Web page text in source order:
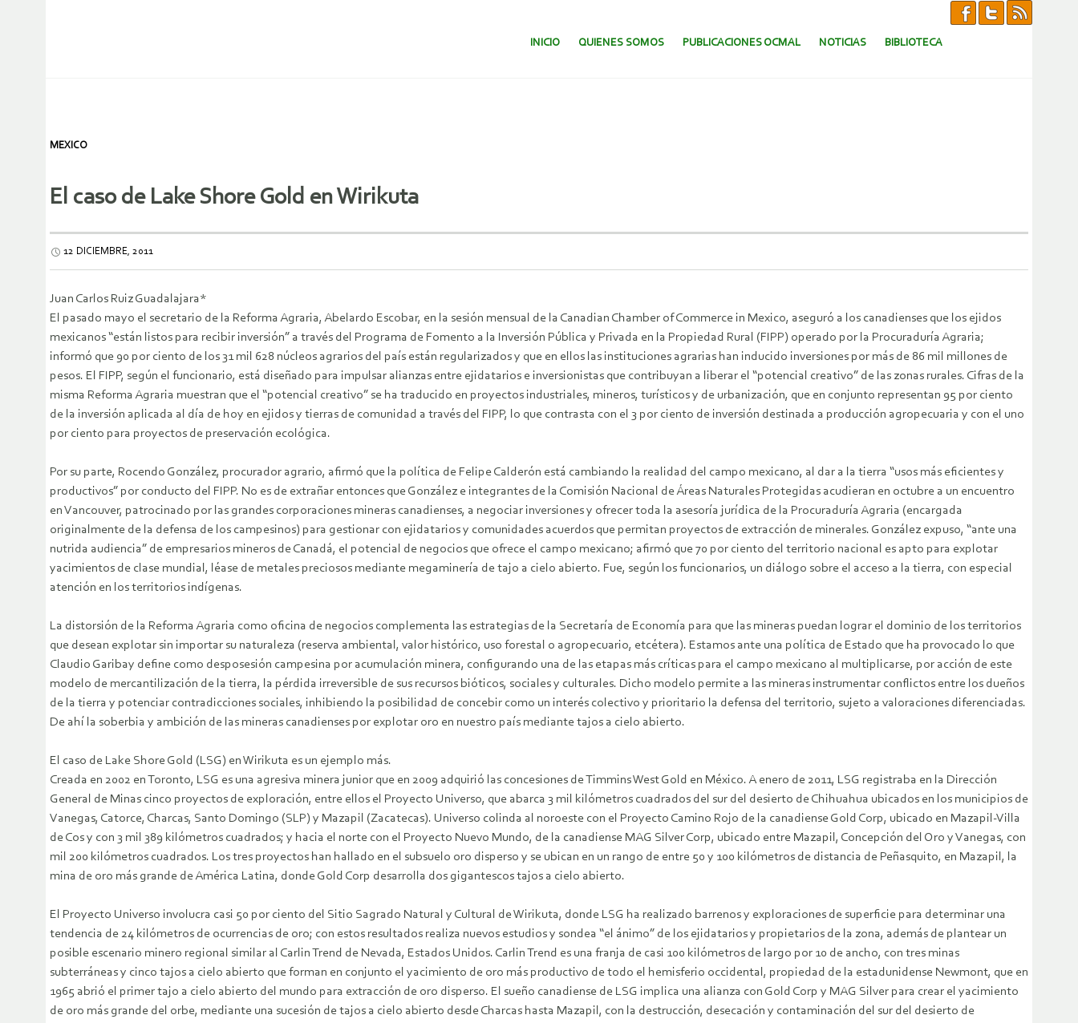
SALTAR AL CONTENIDO.
INICIO QUIENES SOMOS PUBLICACIONES OCMAL NOTICIAS BIBLIOTECA
MEXICO
El caso de Lake Shore Gold en Wirikuta
12 DICIEMBRE, 2011
Juan Carlos Ruiz Guadalajara*
El pasado mayo el secretario de la Reforma Agraria, Abelardo Escobar, en la sesión mensual de la Canadian Chamber of Commerce in Mexico, aseguró a los canadienses que los ejidos
mexicanos “están listos para recibir inversión” a través del Programa de Fomento a la Inversión Pública y Privada en la Propiedad Rural (FIPP) operado por la Procuraduría Agraria;
informó que 90 por ciento de los 31 mil 628 núcleos agrarios del país están regularizados y que en ellos las instituciones agrarias han inducido inversiones por más de 86 mil millones de
pesos. El FIPP, según el funcionario, está diseñado para impulsar alianzas entre ejidatarios e inversionistas que contribuyan a liberar el “potencial creativo” de las zonas rurales. Cifras de la
misma Reforma Agraria muestran que el “potencial creativo” se ha traducido en proyectos industriales, mineros, turísticos y de urbanización, que en conjunto representan 95 por ciento
de la inversión aplicada al día de hoy en ejidos y tierras de comunidad a través del FIPP, lo que contrasta con el 3 por ciento de inversión destinada a producción agropecuaria y con el uno
por ciento para proyectos de preservación ecológica.
Por su parte, Rocendo González, procurador agrario, afirmó que la política de Felipe Calderón está cambiando la realidad del campo mexicano, al dar a la tierra “usos más eficientes y
productivos” por conducto del FIPP. No es de extrañar entonces que González e integrantes de la Comisión Nacional de Áreas Naturales Protegidas acudieran en octubre a un encuentro
en Vancouver, patrocinado por las grandes corporaciones mineras canadienses, a negociar inversiones y ofrecer toda la asesoría jurídica de la Procuraduría Agraria (encargada
originalmente de la defensa de los campesinos) para gestionar con ejidatarios y comunidades acuerdos que permitan proyectos de extracción de minerales. González expuso, “ante una
nutrida audiencia” de empresarios mineros de Canadá, el potencial de negocios que ofrece el campo mexicano; afirmó que 70 por ciento del territorio nacional es apto para explotar
yacimientos de clase mundial, léase de metales preciosos mediante megaminería de tajo a cielo abierto. Fue, según los funcionarios, un diálogo sobre el acceso a la tierra, con especial
atención en los territorios indígenas.
La distorsión de la Reforma Agraria como oficina de negocios complementa las estrategias de la Secretaría de Economía para que las mineras puedan lograr el dominio de los territorios
que desean explotar sin importar su naturaleza (reserva ambiental, valor histórico, uso forestal o agropecuario, etcétera). Estamos ante una política de Estado que ha provocado lo que
Claudio Garibay define como desposesión campesina por acumulación minera, configurando una de las etapas más críticas para el campo mexicano al multiplicarse, por acción de este
modelo de mercantilización de la tierra, la pérdida irreversible de sus recursos bióticos, sociales y culturales. Dicho modelo permite a las mineras instrumentar conflictos entre los dueños
de la tierra y potenciar contradicciones sociales, inhibiendo la posibilidad de concebir como un interés colectivo y prioritario la defensa del territorio, sujeto a valoraciones diferenciadas.
De ahí la soberbia y ambición de las mineras canadienses por explotar oro en nuestro país mediante tajos a cielo abierto.
El caso de Lake Shore Gold (LSG) en Wirikuta es un ejemplo más.
Creada en 2002 en Toronto, LSG es una agresiva minera junior que en 2009 adquirió las concesiones de Timmins West Gold en México. A enero de 2011, LSG registraba en la Dirección
General de Minas cinco proyectos de exploración, entre ellos el Proyecto Universo, que abarca 3 mil kilómetros cuadrados del sur del desierto de Chihuahua ubicados en los municipios de
Vanegas, Catorce, Charcas, Santo Domingo (SLP) y Mazapil (Zacatecas). Universo colinda al noroeste con el Proyecto Camino Rojo de la canadiense Gold Corp, ubicado en Mazapil-Villa
de Cos y con 3 mil 389 kilómetros cuadrados; y hacia el norte con el Proyecto Nuevo Mundo, de la canadiense MAG Silver Corp, ubicado entre Mazapil, Concepción del Oro y Vanegas, con
mil 200 kilómetros cuadrados. Los tres proyectos han hallado en el subsuelo oro disperso y se ubican en un rango de entre 50 y 100 kilómetros de distancia de Peñasquito, en Mazapil, la
mina de oro más grande de América Latina, donde Gold Corp desarrolla dos gigantescos tajos a cielo abierto.
El Proyecto Universo involucra casi 50 por ciento del Sitio Sagrado Natural y Cultural de Wirikuta, donde LSG ha realizado barrenos y exploraciones de superficie para determinar una
tendencia de 24 kilómetros de ocurrencias de oro; con estos resultados realiza nuevos estudios y sondea “el ánimo” de los ejidatarios y propietarios de la zona, además de plantear un
posible escenario minero regional similar al Carlin Trend de Nevada, Estados Unidos. Carlin Trend es una franja de casi 100 kilómetros de largo por 10 de ancho, con tres minas
subterráneas y cinco tajos a cielo abierto que forman en conjunto el yacimiento de oro más productivo de todo el hemisferio occidental, propiedad de la estadunidense Newmont, que en
1965 abrió el primer tajo a cielo abierto del mundo para extracción de oro disperso. El sueño canadiense de LSG implica una alianza con Gold Corp y MAG Silver para crear el yacimiento
de oro más grande del orbe, mediante una sucesión de tajos a cielo abierto desde Charcas hasta Mazapil, con la destrucción, desecación y contaminación del sur del desierto de